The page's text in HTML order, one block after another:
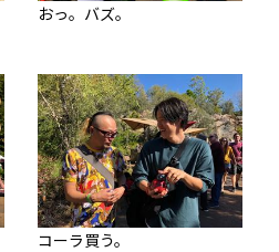
おっ。バズ。
コーラ買う。